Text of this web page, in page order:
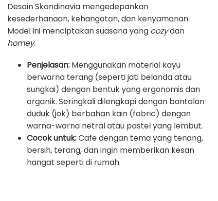
Desain Skandinavia mengedepankan
kesederhanaan, kehangatan, dan kenyamanan.
Model ini menciptakan suasana yang cozydan
homey.
Penjelasan: Menggunakan material kayu
berwarna terang (seperti jati belanda atau
sungkai) dengan bentuk yang ergonomis dan
organik. Seringkali dilengkapi dengan bantalan
duduk (jok) berbahan kain (fabric) dengan
warna-warna netral atau pastel yang lembut.
Cocok untuk:Cafe dengan tema yang tenang,
bersih, terang, dan ingin memberikan kesan
hangat seperti di rumah.